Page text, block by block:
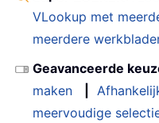
VLookup met
meerdere
Geavanceerde
maken
meervoudige